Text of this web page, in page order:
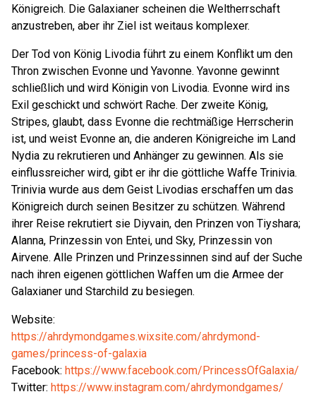
Königreich. Die Galaxianer scheinen die Weltherrschaft
anzustreben, aber ihr Ziel ist weitaus komplexer.
Der Tod von König Livodia führt zu einem Konflikt um den
Thron zwischen Evonne und Yavonne. Yavonne gewinnt
schließlich und wird Königin von Livodia. Evonne wird ins
Exil geschickt und schwört Rache. Der zweite König,
Stripes, glaubt, dass Evonne die rechtmäßige Herrscherin
ist, und weist Evonne an, die anderen Königreiche im Land
Nydia zu rekrutieren und Anhänger zu gewinnen. Als sie
einflussreicher wird, gibt er ihr die göttliche Waffe Trinivia.
Trinivia wurde aus dem Geist Livodias erschaffen um das
Königreich durch seinen Besitzer zu schützen. Während
ihrer Reise rekrutiert sie Diyvain, den Prinzen von Tiyshara;
Alanna, Prinzessin von Entei, und Sky, Prinzessin von
Airvene. Alle Prinzen und Prinzessinnen sind auf der Suche
nach ihren eigenen göttlichen Waffen um die Armee der
Galaxianer und Starchild zu besiegen.
Website:
https://ahrdymondgames.wixsite.com/ahrdymond-
games/princess-of-galaxia
Facebook: https://www.facebook.com/PrincessOfGalaxia/
Twitter: https://www.instagram.com/ahrdymondgames/